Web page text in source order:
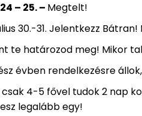
– 25. – Megtelt!
30.-31. Jelentkezz
te határozod meg! Mikor
évben rendelkezésre
4-5 fővel tudok 2 nap
legalább egy!